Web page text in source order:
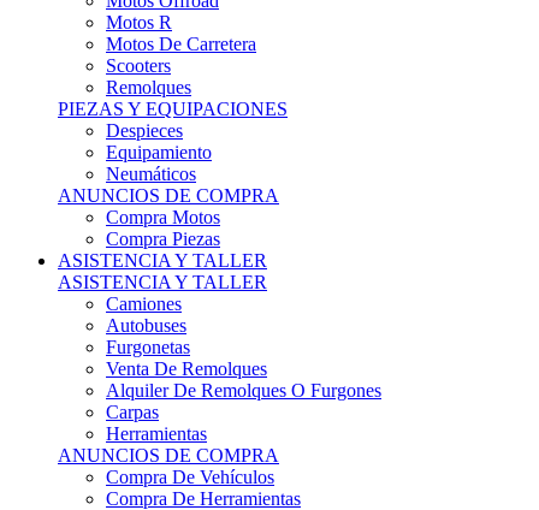
Motos R
Motos De Carretera
Scooters
Remolques
PIEZAS Y EQUIPACIONES
Despieces
Equipamiento
Neumáticos
ANUNCIOS DE COMPRA
Compra Motos
Compra Piezas
ASISTENCIA Y TALLER
ASISTENCIA Y TALLER
Camiones
Autobuses
Furgonetas
Venta De Remolques
Alquiler De Remolques O Furgones
Carpas
Herramientas
ANUNCIOS DE COMPRA
Compra De Vehículos
Compra De Herramientas